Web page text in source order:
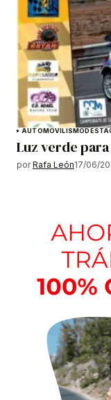
AUTOMOVILISMO
Luz verde
por Rafa León17/06/